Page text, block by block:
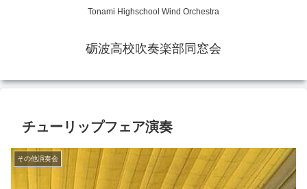
Tonami Highschool Wind Orchestra
砺波高校吹奏楽部同窓会
チューリップフェア演奏
その他演奏会